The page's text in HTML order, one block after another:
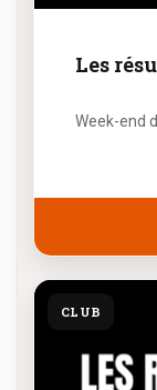
Les
Week-end
CLUB